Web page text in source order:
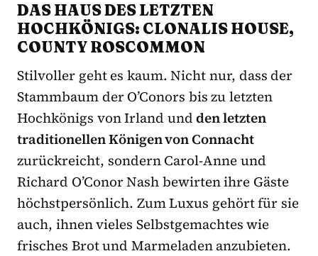
DAS HAUS DES LETZTEN
HOCHKÖNIGS: CLONALIS HOUSE,
COUNTY ROSCOMMON
Stilvoller geht es kaum. Nicht nur, dass der
Stammbaum der O’Conors bis zu letzten
Hochkönigs von Irland undden letzten
traditionellen Königen von Connacht
zurückreicht, sondern Carol-Anne und
Richard O’Conor Nash bewirten ihre Gäste
höchstpersönlich. Zum Luxus gehört für sie
auch, ihnen vieles Selbstgemachtes wie
frisches Brot und Marmeladen anzubieten.